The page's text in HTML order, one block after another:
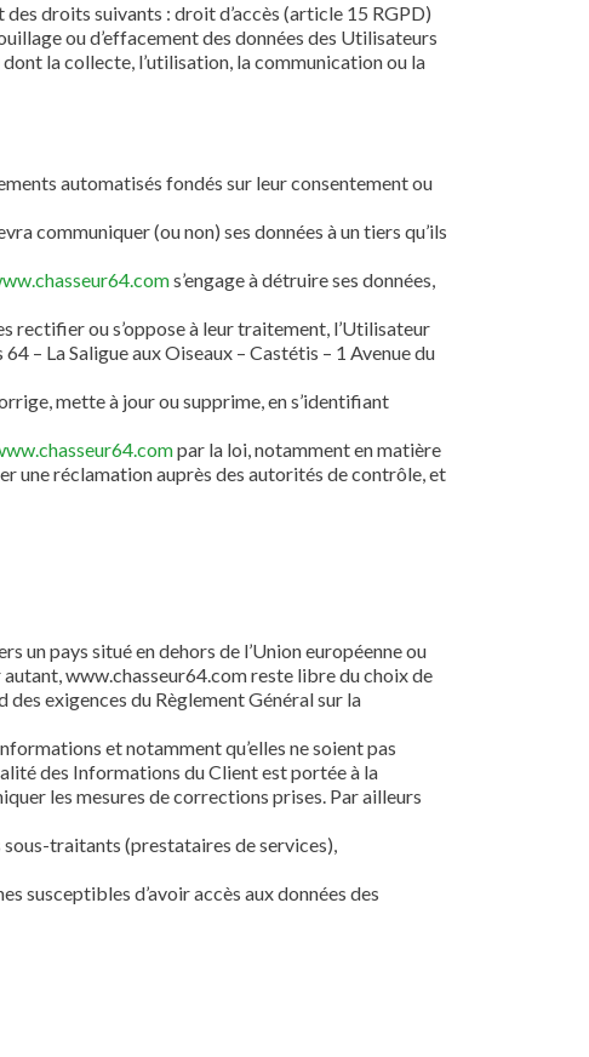
des droits suivants : droit d’accès (article 15 RGPD)
ou d’effacement des données des Utilisateurs
la collecte, l’utilisation, la communication ou la
automatisés fondés sur leur consentement ou
communiquer (ou non) ses données à un tiers qu’ils
s’engage à détruire ses données,
rectifier ou s’oppose à leur traitement, l’Utilisateur
– La Saligue aux Oiseaux – Castétis – 1 Avenue du
mette à jour ou supprime, en s’identifiant
par la loi, notamment en matière
une réclamation auprès des autorités de contrôle, et
un pays situé en dehors de l’Union européenne ou
www.chasseur64.com reste libre du choix de
exigences du Règlement Général sur la
et notamment qu’elles ne soient pas
des Informations du Client est portée à la
les mesures de corrections prises. Par ailleurs
sous-traitants (prestataires de services),
susceptibles d’avoir accès aux données des